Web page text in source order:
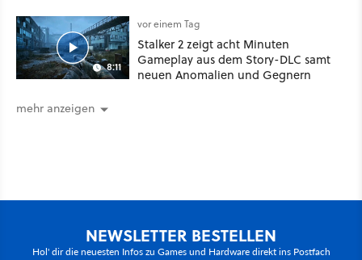
8:11
vor einem Tag
Stalker 2 zeigt acht Minuten
Gameplay aus dem Story-DLC samt
neuen Anomalien und Gegnern
mehr anzeigen
NEWSLETTER BESTELLEN
Hol' dir die neuesten Infos zu Games und Hardware direkt ins Postfach